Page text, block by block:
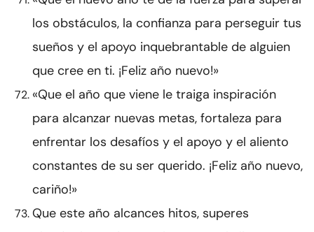
los obstáculos, la confianza para perseguir tus
sueños y el apoyo inquebrantable de alguien
que cree en ti. ¡Feliz año nuevo!»
«Que el año que viene le traiga inspiración
para alcanzar nuevas metas, fortaleza para
enfrentar los desafíos y el apoyo y el aliento
constantes de su ser querido. ¡Feliz año nuevo,
cariño!»
Que este año alcances hitos, superes